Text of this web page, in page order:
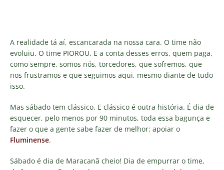
A realidade tá aí, escancarada na nossa cara. O time não
evoluiu. O time PIOROU. E a conta desses erros, quem paga,
como sempre, somos nós, torcedores, que sofremos, que
nos frustramos e que seguimos aqui, mesmo diante de tudo
isso.
Mas sábado tem clássico. E clássico é outra história. É dia de
esquecer, pelo menos por 90 minutos, toda essa bagunça e
fazer o que a gente sabe fazer de melhor: apoiar o
Fluminense.
Sábado é dia de Maracanã cheio! Dia de empurrar o time,